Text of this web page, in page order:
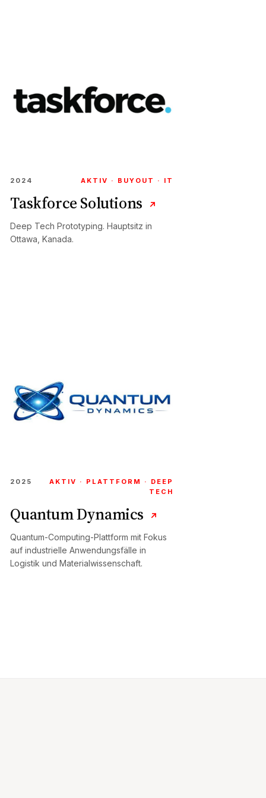
2024 AKTIV · BUYOUT · IT
Taskforce Solutions ↗
Deep Tech Prototyping. Hauptsitz in
Ottawa, Kanada.
2025
AKTIV · PLATTFORM · DEEP
TECH
Quantum Dynamics ↗
Quantum-Computing-Plattform mit Fokus
auf industrielle Anwendungsfälle in
Logistik und Materialwissenschaft.